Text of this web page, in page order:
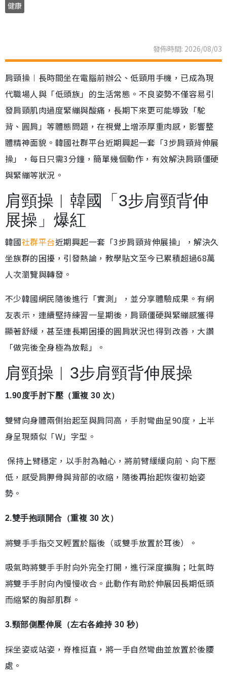
健康
發佈時間: 2026/08/03
肩頸操︱長時間坐在電腦前辦公、低頸用手機，已成為現
代職場人與「低頭族」的生活常態。不良姿勢不僅容易引
發肩頸肌肉過度緊繃與酸痛，長期下來更可能導致「駝
背、圓肩」等體態問題，在視覺上增添厚重肉感，影響整
體精神面貌。韓國社群平台近期興起一套「3步肩頸背伸展
操」，每日只需3分鐘，簡單幾個動作，有效解決肩頸僵硬
與緊繃等狀況。
肩頸操︱韓國「3步肩頸背伸
展操」爆紅
韓國社群平台近期興起一套「3步肩頸背伸展操」，解決久
坐族群的困擾，引發熱論，教學貼文至今已累積超過68萬
人次瀏覽與轉發。
不少韓國網民隨後進行「實測」，並分享體驗成果。有網
友表示，連續堅持練習一星期後，肩頸僵硬與緊繃感獲得
顯著舒緩，甚至連長期困擾的圓肩狀況也得到改善，大讚
「做完後全身極為放鬆」。
肩頸操︱3步肩頸背伸展操
1.90度手肘下壓（重複 30 次）
雙臂向身體兩側抬起至與肩同高，手肘彎曲呈90度，上半
身呈現類似「W」字型。
保持上臂穩定，以手肘為軸心，將前臂緩緩向前、向下壓
低，感受肩胛骨與背部的收縮，隨後再抬起恢復初始姿
勢。
2.雙手抱頭開合（重複 30 次）
將雙手手指交叉輕置於腦後（或雙手放置於耳後）。
吸氣時將雙手手肘向外完全打開，進行深度擴胸；吐氣時
將雙手手肘向內慢慢收合。此動作有助於伸展因長期低頭
而縮緊的胸部肌群。
3.頸部側壓伸展（左右各維持 30 秒）
採坐姿或站姿，脊椎挺直，將一手自然彎曲並放置於後腰
處。